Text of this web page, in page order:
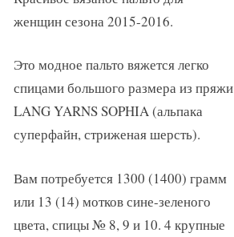
женщин сезона 2015-2016.
Это модное пальто вяжется легко
спицами большого размера из пряжи
LANG YARNS SOPHIA (альпака
суперфайн, стриженая шерсть).
Вам потребуется 1300 (1400) грамм
или 13 (14) мотков сине-зеленого
цвета, спицы № 8, 9 и 10. 4 крупные